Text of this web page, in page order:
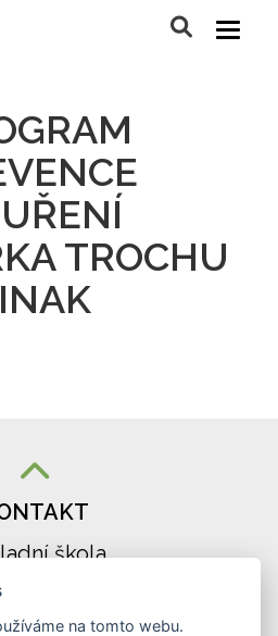
TROCHU
škola
Brno 612 00
na tomto webu.